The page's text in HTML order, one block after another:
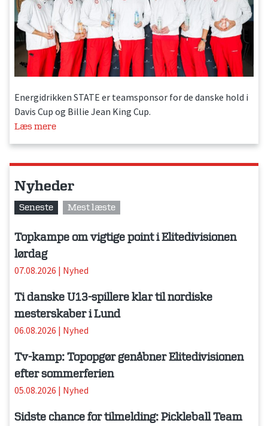
Energidrikken STATE er teamsponsor for de danske hold i
Davis Cup og Billie Jean King Cup.
Læs mere
Nyheder
Seneste Mest læste
Topkampe om vigtige point i Elitedivisionen
lørdag
07.08.2026 | Nyhed
Ti danske U13-spillere klar til nordiske
mesterskaber i Lund
06.08.2026 | Nyhed
Tv-kamp: Topopgør genåbner Elitedivisionen
efter sommerferien
05.08.2026 | Nyhed
Sidste chance for tilmelding: Pickleball Team